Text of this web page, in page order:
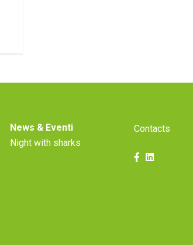
News & Eventi
Night with sharks
Contacts